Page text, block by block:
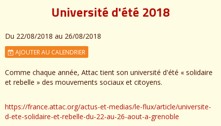
Université d'été 2018
Du 22/08/2018 au 26/08/2018
AJOUTER AU CALENDRIER
Comme chaque année, Attac tient son université d'été « solidaire
et rebelle » des mouvements sociaux et citoyens.
https://france.attac.org/actus-et-medias/le-flux/article/universite-
d-ete-solidaire-et-rebelle-du-22-au-26-aout-a-grenoble